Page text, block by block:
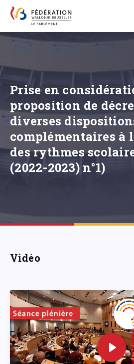
Prise en
proposition de
diverses
complémentaires à
des rythmes
(2022-2023) n°1)
Vidéo